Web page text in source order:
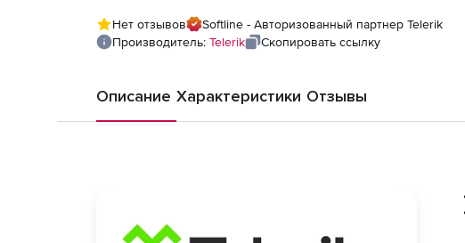
- Priority Support to Progress Kendo
day upgrade
Нет отзывов
Softline - Авторизованный партнер Telerik
Производитель: Telerik Скопировать ссылку
Описание Характеристики Отзывы